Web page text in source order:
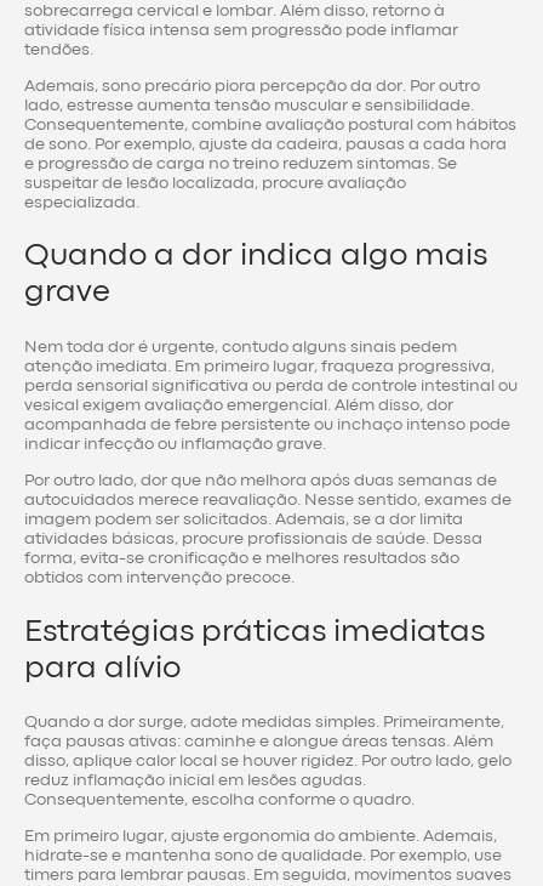
sobrecarrega cervical e lombar. Além disso, retorno à
atividade física intensa sem progressão pode inflamar
tendões.
Ademais, sono precário piora percepção da dor. Por outro
lado, estresse aumenta tensão muscular e sensibilidade.
Consequentemente, combine avaliação postural com hábitos
de sono. Por exemplo, ajuste da cadeira, pausas a cada hora
e progressão de carga no treino reduzem sintomas. Se
suspeitar de lesão localizada, procure avaliação
especializada.
Quando a dor indica algo mais
grave
Nem toda dor é urgente, contudo alguns sinais pedem
atenção imediata. Em primeiro lugar, fraqueza progressiva,
perda sensorial significativa ou perda de controle intestinal ou
vesical exigem avaliação emergencial. Além disso, dor
acompanhada de febre persistente ou inchaço intenso pode
indicar infecção ou inflamação grave.
Por outro lado, dor que não melhora após duas semanas de
autocuidados merece reavaliação. Nesse sentido, exames de
imagem podem ser solicitados. Ademais, se a dor limita
atividades básicas, procure profissionais de saúde. Dessa
forma, evita-se cronificação e melhores resultados são
obtidos com intervenção precoce.
Estratégias práticas imediatas
para alívio
Quando a dor surge, adote medidas simples. Primeiramente,
faça pausas ativas: caminhe e alongue áreas tensas. Além
disso, aplique calor local se houver rigidez. Por outro lado, gelo
reduz inflamação inicial em lesões agudas.
Consequentemente, escolha conforme o quadro.
Em primeiro lugar, ajuste ergonomia do ambiente. Ademais,
hidrate-se e mantenha sono de qualidade. Por exemplo, use
timers para lembrar pausas. Em seguida, movimentos suaves